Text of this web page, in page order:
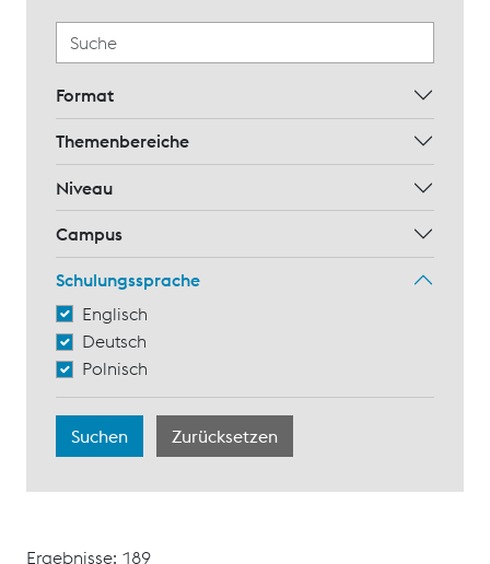
Format
Themenbereiche
Niveau
Campus
Schulungssprache
Englisch
Deutsch
Polnisch
Ergebnisse: 189